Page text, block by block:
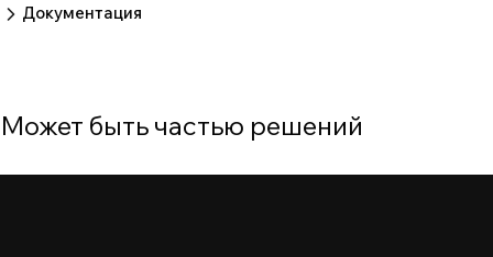
Документация
Может быть частью решений